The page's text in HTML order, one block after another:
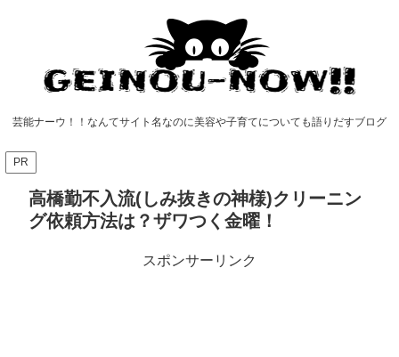
芸能ナーウ！！なんてサイト名なのに美容や子育てについても語りだすブログ
PR
高橋勤不入流(しみ抜きの神様)クリーニン
グ依頼方法は？ザワつく金曜！
スポンサーリンク